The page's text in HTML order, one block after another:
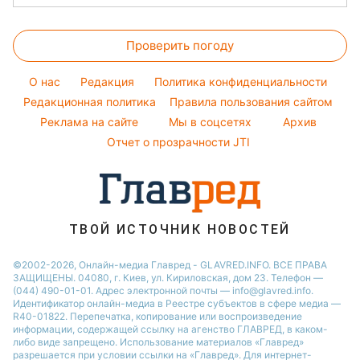
Максим Галкин
Настя Каменских
Виталий Козловский
Потап
София Ротару
Ольга Сумская
Новости Житомира
Новости Сум
Новости Одессы
Новости Черкассы
Новости Ровно
Легкие десерты
Праздничное меню
Тесты по картинке
Оптические иллюзии
Народные приметы
Все о шоу-бизнесе
Магнитные бури
Погода на сегодня
Погода на завтра
Пылевая буря
Проверить погоду
O нас Редакция
Политика конфиденциальности
Редакционная политика
Правила пользования сайтом
Реклама на сайте
Мы в соцсетях
Архив
Отчет о прозрачности JTI
ТВОЙ ИСТОЧНИК НОВОСТЕЙ
©2002-2026, Онлайн-медиа Главред - GLAVRED.INFO. ВСЕ ПРАВА
ЗАЩИЩЕНЫ. 04080, г. Киев, ул. Кириловская, дом 23. Телефон —
(044) 490-01-01. Адрес электронной почты — info@glavred.info.
Идентификатор онлайн-медиа в Реестре cубъектов в сфере медиа —
R40-01822. Перепечатка, копирование или воспроизведение
информации, содержащей ссылку на агенство ГЛАВРЕД, в каком-
либо виде запрещено. Использование материалов «Главред»
разрешается при условии ссылки на «Главред». Для интернет-